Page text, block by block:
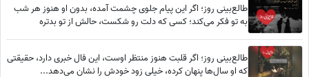
طالع‌بینی روز؛ اگر این پیام جلوی چشمت آمده، بدون او هنوز هر شب
به تو فکر می‌کند؛ کسی که دلت رو شکست، حالش از تو بدتره
طالع‌بینی روز؛ اگر قلبت هنوز منتظر اوست، این فال خبری دارد، حقیقتی
که او سال‌ها پنهان کرده، خیلی زود خودش را نشان می‌دهد...